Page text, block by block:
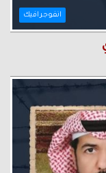
انفوجرافيك